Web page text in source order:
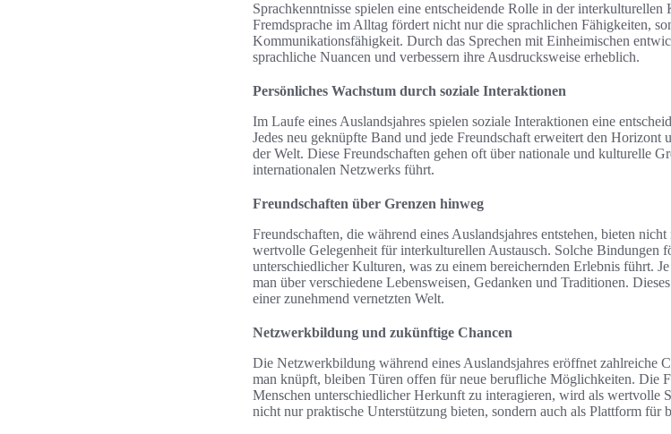
Sprachkenntnisse spielen eine entscheidende Rolle in der
Fremdsprache im Alltag fördert nicht nur die sprachlichen Fähigkeiten,
Kommunikationsfähigkeit. Durch das Sprechen mit Einheimischen
sprachliche Nuancen und verbessern ihre Ausdrucksweise erheblich.
Persönliches Wachstum durch soziale Interaktionen
Im Laufe eines Auslandsjahres spielen soziale Interaktionen eine
Jedes neu geknüpfte Band und jede Freundschaft erweitert den
der Welt. Diese Freundschaften gehen oft über nationale und kulturelle
internationalen Netzwerks führt.
Freundschaften über Grenzen hinweg
Freundschaften, die während eines Auslandsjahres entstehen, bieten
wertvolle Gelegenheit für interkulturellen Austausch. Solche Bindungen
unterschiedlicher Kulturen, was zu einem bereichernden Erlebnis führt.
man über verschiedene Lebensweisen, Gedanken und Traditionen.
einer zunehmend vernetzten Welt.
Netzwerkbildung und zukünftige Chancen
Die Netzwerkbildung während eines Auslandsjahres eröffnet zahlreiche
man knüpft, bleiben Türen offen für neue berufliche Möglichkeiten. Die
Menschen unterschiedlicher Herkunft zu interagieren, wird als wertvolle
nicht nur praktische Unterstützung bieten, sondern auch als Plattform für